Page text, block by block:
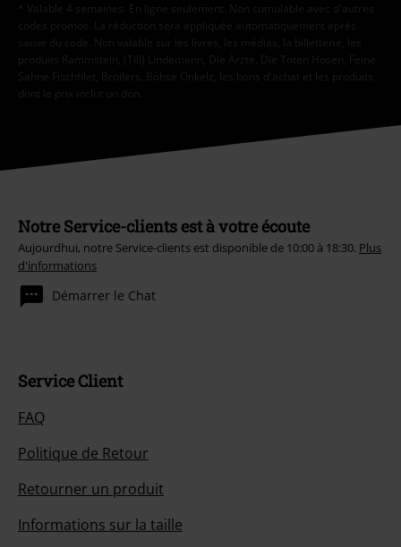
* Valable 4 semaines. En ligne seulement. Non cumulable avec d'autres
codes promos. La réduction sera appliquée automatiquement après
saisie du code. Non valable sur les livres, les médias, la billetterie, les
produits Rammstein, (Till) Lindemann, Die Ärzte, Die Toten Hosen, Feine
Sahne Fischfilet, Broilers, Böhse Onkelz, les bons d'achat et les produits
dont le prix inclut un don.
Notre Service-clients est à votre écoute
Aujourdhui, notre Service-clients est disponible de 10:00 à 18:30. Plus
d'informations
Démarrer le Chat
Service Client
FAQ
Politique de Retour
Retourner un produit
Informations sur la taille